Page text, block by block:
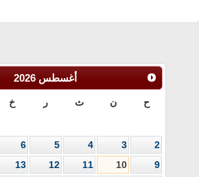
أغسطس 2026
ح ن ث ر خ
2
3
4
5
6
9
10
11
12
13